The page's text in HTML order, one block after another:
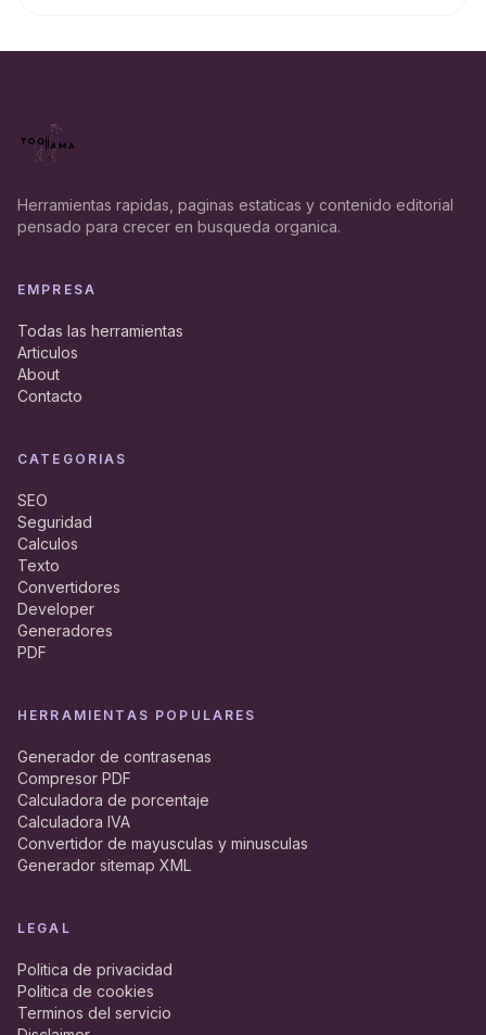
Herramientas rapidas, paginas estaticas y contenido editorial
pensado para crecer en busqueda organica.
EMPRESA
Todas las herramientas
Articulos
About
Contacto
CATEGORIAS
SEO
Seguridad
Calculos
Texto
Convertidores
Developer
Generadores
PDF
HERRAMIENTAS POPULARES
Generador de contrasenas
Compresor PDF
Calculadora de porcentaje
Calculadora IVA
Convertidor de mayusculas y minusculas
Generador sitemap XML
LEGAL
Politica de privacidad
Politica de cookies
Terminos del servicio